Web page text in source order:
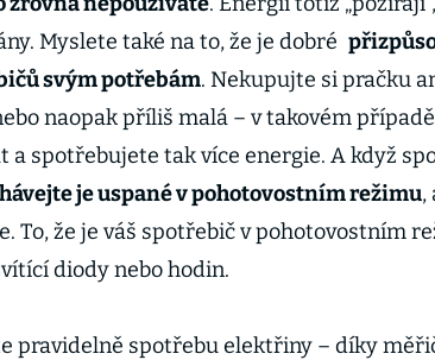
Myslete také na to, že je dobré
svým potřebám. Nekupujte si pračku
naopak příliš malá – v takovém
a spotřebujete tak více energie. A když
je uspané v pohotovostním režimu,
To, že je váš spotřebič v pohotovostním
diody nebo hodin.
pravidelně spotřebu elektřiny – díky